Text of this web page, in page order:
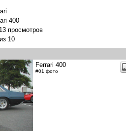
400
просмотров
10
Ferrari 400
#01 фото